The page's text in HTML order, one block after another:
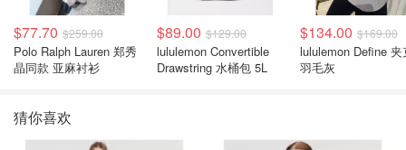
$77.70 $259.00
Polo Ralph Lauren 郑秀
晶同款 亚麻衬衫
$89.00 $129.00
lululemon Convertible
Drawstring 水桶包 5L
$134.00 $169.00
lululemon Define 夹
羽毛灰
猜你喜欢